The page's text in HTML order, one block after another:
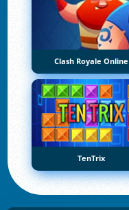
Clash Royale Online
TenTrix